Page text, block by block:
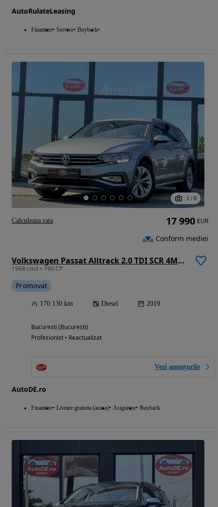
AutoRulateLeasing
Finantare Service Buyback
1 / 6
Volkswagen Passat Alltrack 2.0 TDI SCR 4Motion DSG
1968 cm3 • 190 CP
Promovat
170 130 km Diesel 2019
Bucuresti (Bucuresti)
Profesionist • Reactualizat
Vezi anunțurile
AutoDE.ro
Finantare Livrare gratuita (acasa) Asigurare Buyback
17 990 EUR
Conform mediei
Calculeaza rata